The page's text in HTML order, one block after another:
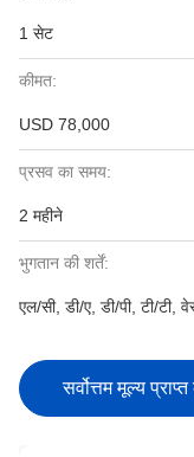
1 सेट
कीमत:
USD 78,000
प्रसव का समय:
2 महीने
भुगतान की शर्तें:
एल/सी, डी/ए, डी/पी, टी/टी,
सर्वोत्तम मूल्य